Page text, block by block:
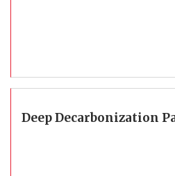
Deep Decarbonization